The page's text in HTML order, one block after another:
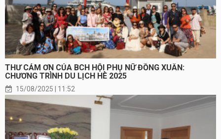
THƯ CẢM ƠN CỦA BCH HỘI PHỤ NỮ ĐỒNG XUÂN:
CHƯƠNG TRÌNH DU LỊCH HÈ 2025
15/08/2025 | 11:52